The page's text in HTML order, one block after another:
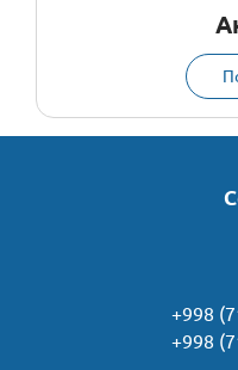
+998
+998